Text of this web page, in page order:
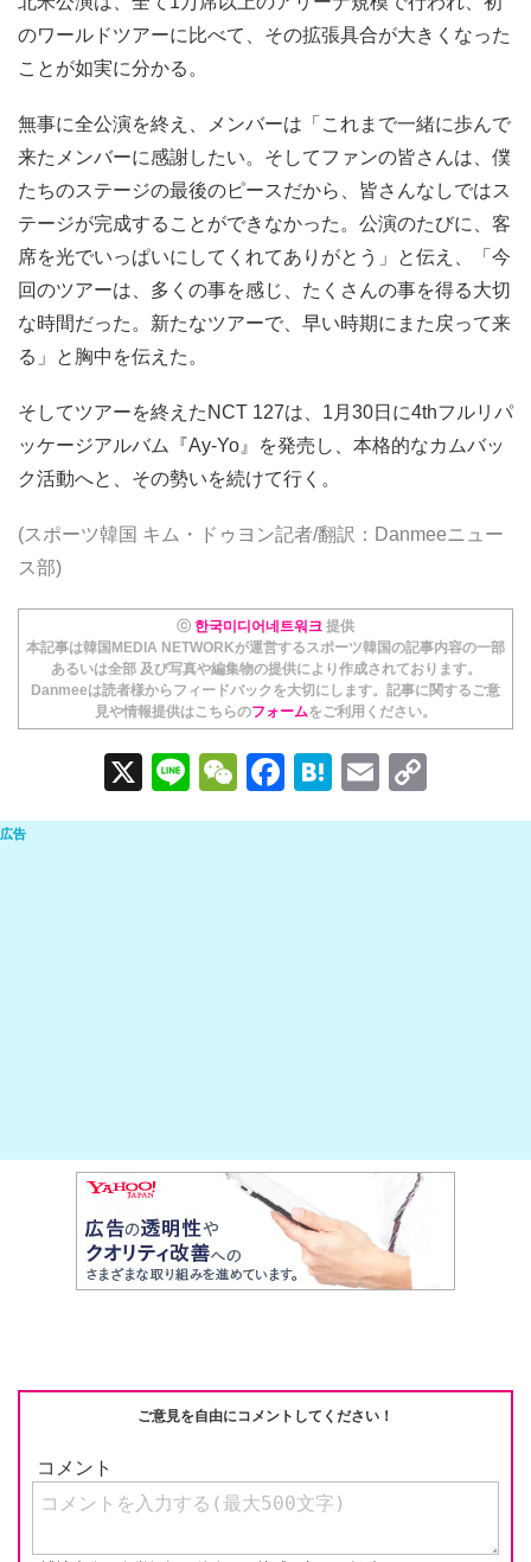
のワールドツアーに比べて、その拡張具合が大きくなった
ことが如実に分かる。
無事に全公演を終え、メンバーは「これまで一緒に歩んで
来たメンバーに感謝したい。そしてファンの皆さんは、僕
たちのステージの最後のピースだから、皆さんなしではス
テージが完成することができなかった。公演のたびに、客
席を光でいっぱいにしてくれてありがとう」と伝え、「今
回のツアーは、多くの事を感じ、たくさんの事を得る大切
な時間だった。新たなツアーで、早い時期にまた戻って来
る」と胸中を伝えた。
そしてツアーを終えたNCT 127は、1月30日に4thフルリパ
ッケージアルバム『Ay-Yo』を発売し、本格的なカムバッ
ク活動へと、その勢いを続けて行く。
(スポーツ韓国 キム・ドゥヨン記者/翻訳：Danmeeニュー
ス部)
ⓒ 한국미디어네트워크 提供
本記事は韓国MEDIA NETWORKが運営するスポーツ韓国の記事内容の一部
あるいは全部 及び写真や編集物の提供により作成されております。
Danmeeは読者様からフィードバックを大切にします。記事に関するご意
見や情報提供はこちらのフォームをご利用ください。
X Li
n
W
e
F
a
H
at
E
m o
ご意見を自由にコメントしてください！